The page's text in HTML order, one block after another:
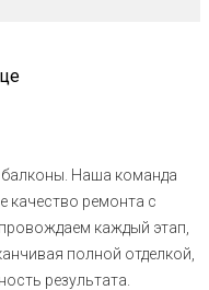
Наша команда
качество ремонта с
каждый этап,
полной отделкой,
результата.